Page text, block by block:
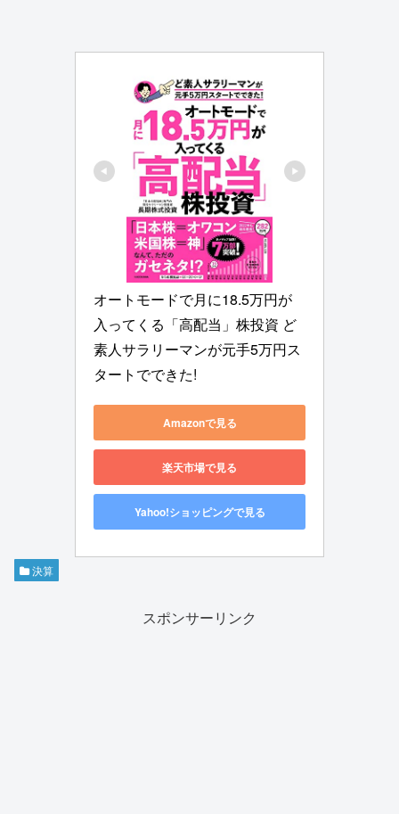
オートモードで月に18.5万円が
入ってくる「高配当」株投資 ど
素人サラリーマンが元手5万円ス
タートでできた!
Amazonで見る
楽天市場で見る
Yahoo!ショッピングで見る
決算
スポンサーリンク